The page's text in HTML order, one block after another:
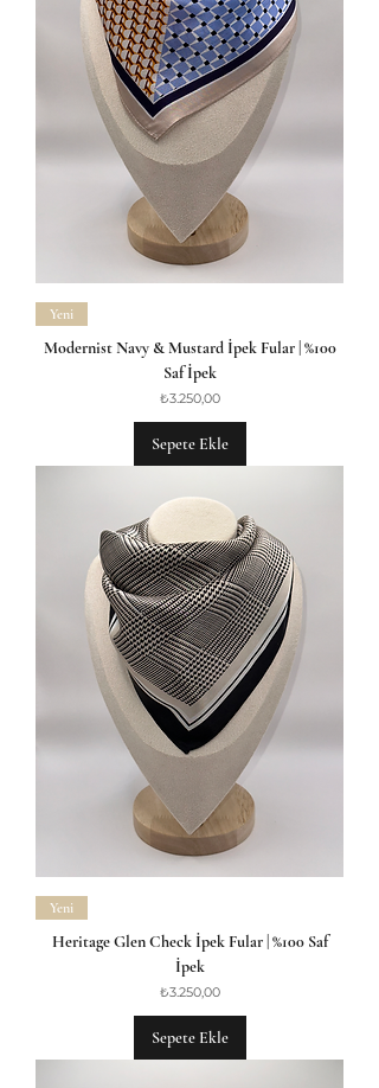
Yeni
Modernist Navy & Mustard İpek Fular | %100
Saf İpek
Fiyat
₺3.250,00
Sepete Ekle
Yeni
Heritage Glen Check İpek Fular | %100 Saf
İpek
Fiyat
₺3.250,00
Sepete Ekle